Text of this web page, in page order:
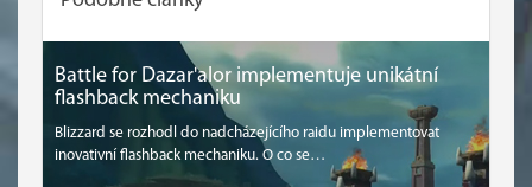
Battle for Dazar'alor implementuje unikátní
flashback mechaniku
Blizzard se rozhodl do nadcházejícího raidu implementovat
inovativní flashback mechaniku. O co se…